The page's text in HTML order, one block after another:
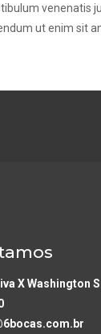
venenatis
ut enim sit
X Washington